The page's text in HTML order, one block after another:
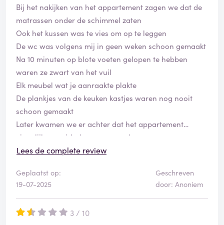
Bij het nakijken van het appartement zagen we dat de
matrassen onder de schimmel zaten
Ook het kussen was te vies om op te leggen
De wc was volgens mij in geen weken schoon gemaakt
Na 10 minuten op blote voeten gelopen te hebben
waren ze zwart van het vuil
Elk meubel wat je aanraakte plakte
De plankjes van de keuken kastjes waren nog nooit
schoon gemaakt
Later kwamen we er achter dat het appartement
eigenlijk een airbnb was van oudere mensen
Lees de complete review
Geplaatst op:
19-07-2025
Geschreven
door: Anoniem
3 / 10